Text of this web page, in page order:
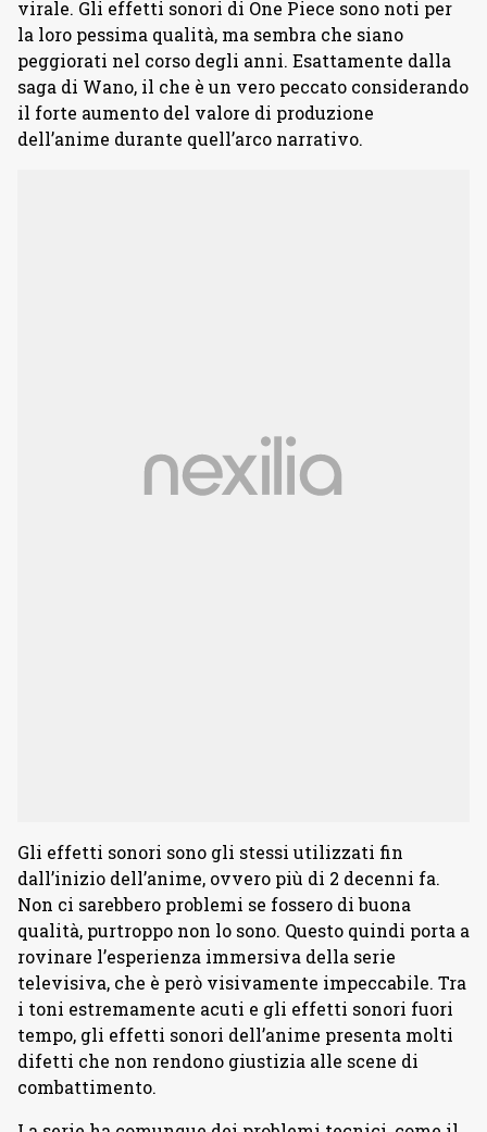
virale. Gli effetti sonori di One Piece sono noti per
la loro pessima qualità, ma sembra che siano
peggiorati nel corso degli anni. Esattamente dalla
saga di Wano, il che è un vero peccato considerando
il forte aumento del valore di produzione
dell’anime durante quell’arco narrativo.
Gli effetti sonori sono gli stessi utilizzati fin
dall’inizio dell’anime, ovvero più di 2 decenni fa.
Non ci sarebbero problemi se fossero di buona
qualità, purtroppo non lo sono. Questo quindi porta a
rovinare l’esperienza immersiva della serie
televisiva, che è però visivamente impeccabile. Tra
i toni estremamente acuti e gli effetti sonori fuori
tempo, gli effetti sonori dell’anime presenta molti
difetti che non rendono giustizia alle scene di
combattimento.